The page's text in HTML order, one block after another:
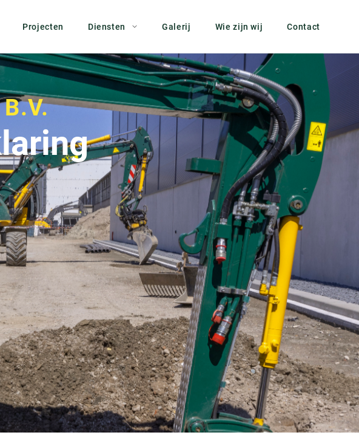
Projecten Diensten
Bodemsanering
Boven- en ondergrondse afvalcontainers
Civiele kunstwerken
Grondverzet
Riolering en Drainage
Straatwerk
Tuinen en buitenruimten
Vlonders en vijvers
Galerij Wie zijn wij Contact